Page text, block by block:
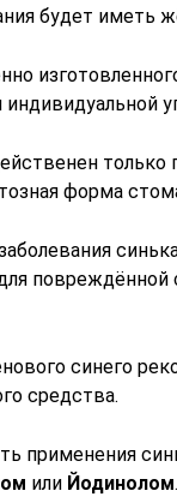
будет иметь
форма
повреждённой
синего
средства.
применения
или Йодинолом.